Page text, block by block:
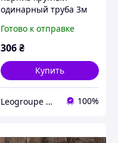
одинарный труба 3м
Готово к отправке
306₴
Купить
Leogroupe — карнизи для штор по доступним цінам 100%